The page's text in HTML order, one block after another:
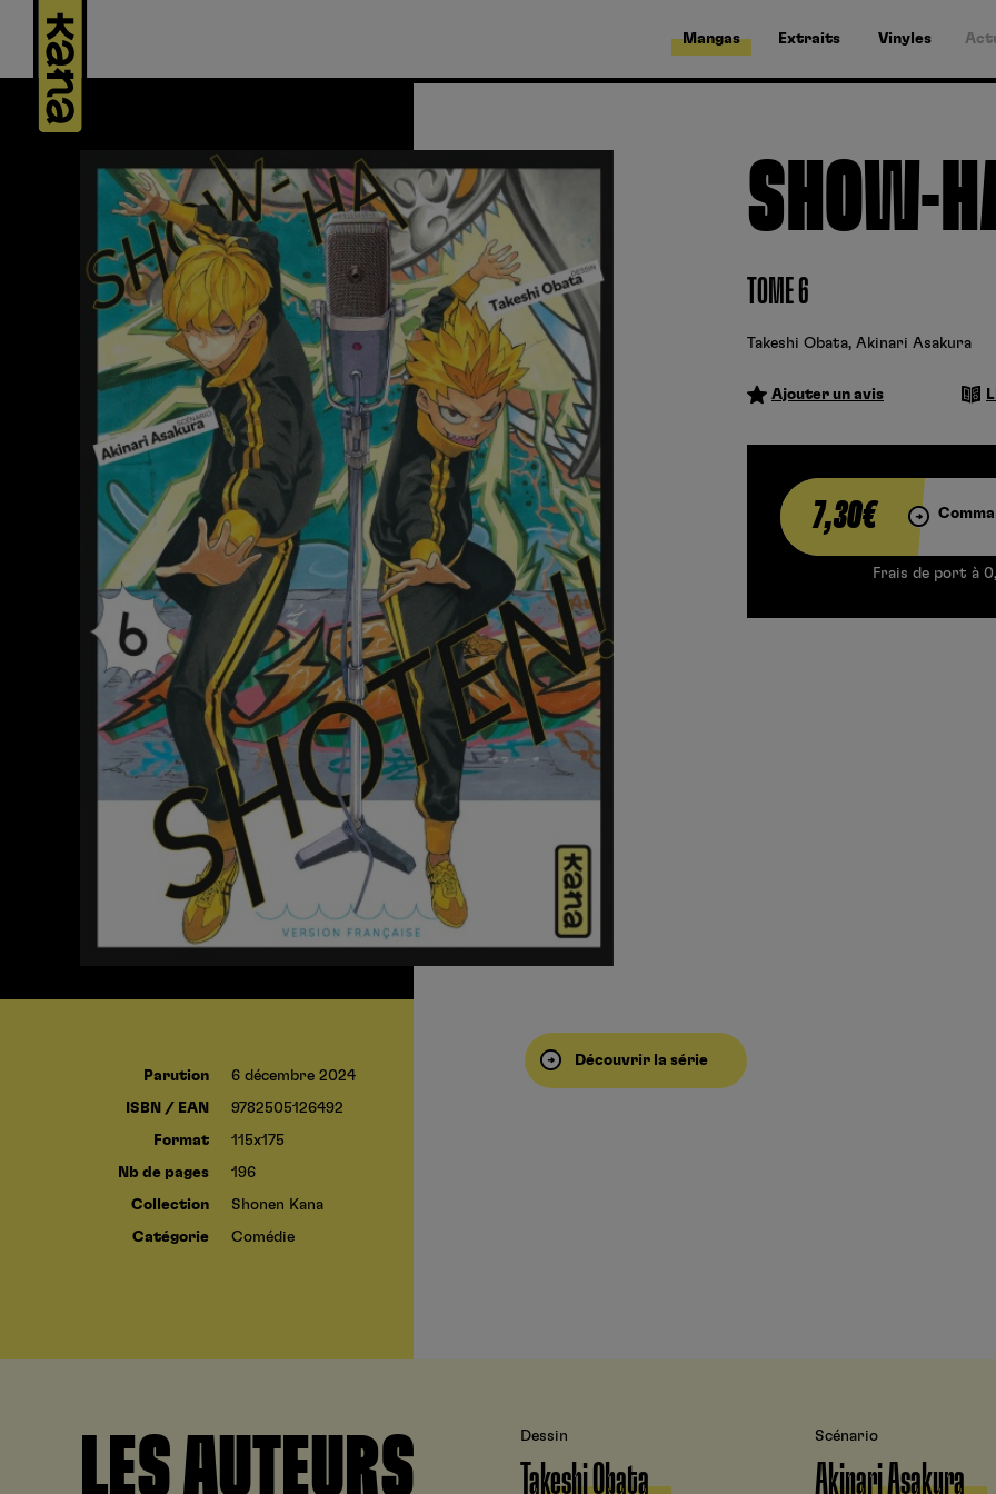
Mangas Extraits Vinyles
SHOW-
TOME 6
Takeshi Obata, Akinari Asakura
Ajouter un avis
7,30€
Frais de port à
Parution 6 décembre 2024
ISBN / EAN 9782505126492
Format 115x175
Nb de pages 196
Collection Shonen Kana
Catégorie Comédie
Découvrir la série
LES AUTEURS Dessin
Takeshi Obata
Scénario
Akinari Asakura
Panneau de gestion des cookies